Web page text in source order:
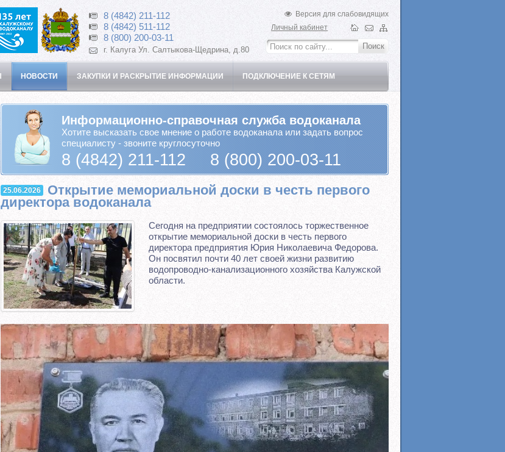
8 (4842) 211-112
8 (4842) 511-112
8 (800) 200-03-11
г. Калуга Ул. Салтыкова-Щедрина, д.80
Версия для слабовидящих
Личный кабинет
НОВОСТИ ЗАКУПКИ И РАСКРЫТИЕ ИНФОРМАЦИИ ПОДКЛЮЧЕНИЕ К СЕТЯМ
Информационно-справочная служба водоканала
Хотите высказать свое мнение о работе водоканала или задать вопрос
специалисту - звоните круглосуточно
8 (4842) 211-112 8 (800) 200-03-11
25.06.2026
Открытие мемориальной доски в честь первого
директора водоканала
Сегодня на предприятии состоялось торжественное
открытие мемориальной доски в честь первого
директора предприятия Юрия Николаевича Федорова.
Он посвятил почти 40 лет своей жизни развитию
водопроводно-канализационного хозяйства Калужской
области.